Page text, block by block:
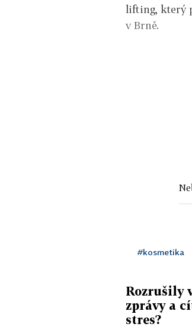
lifting, který
v Brně.
#kosmetika
Rozrušily
zprávy a
stres?